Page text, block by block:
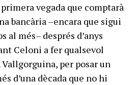
vegada que comptarà
bancària –encara que sigui
al més– després d’anys
Celoni a fer qualsevol
per posar un
d’una dècada que no hi